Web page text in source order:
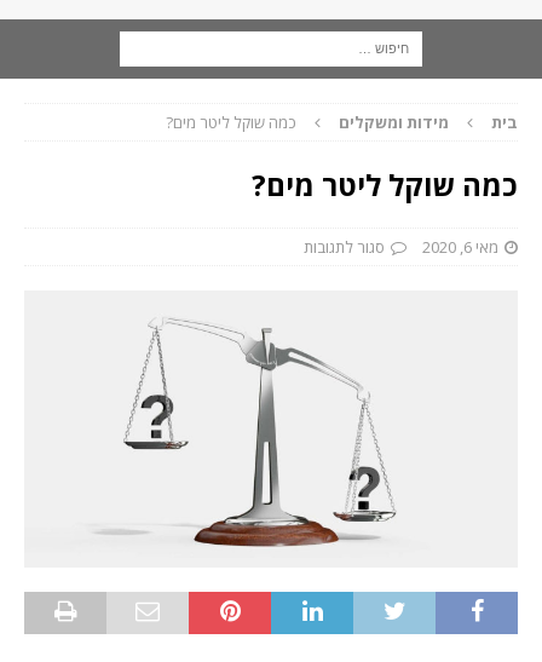
בית מידות ומשקלים כמה שוקל ליטר מים?
כמה שוקל ליטר מים?
מאי 6, 2020 סגור לתגובות